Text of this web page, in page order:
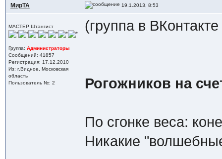
МирТА 19.1.2013, 8:53
МАСТЕР Штангист
Группа: Администраторы
Сообщений: 41857
Регистрация: 17.12.2010
Из: г.Видное, Московская
область
Пользователь №: 2
(группа в
Рогожников на
По сгонке веса:
Никакие